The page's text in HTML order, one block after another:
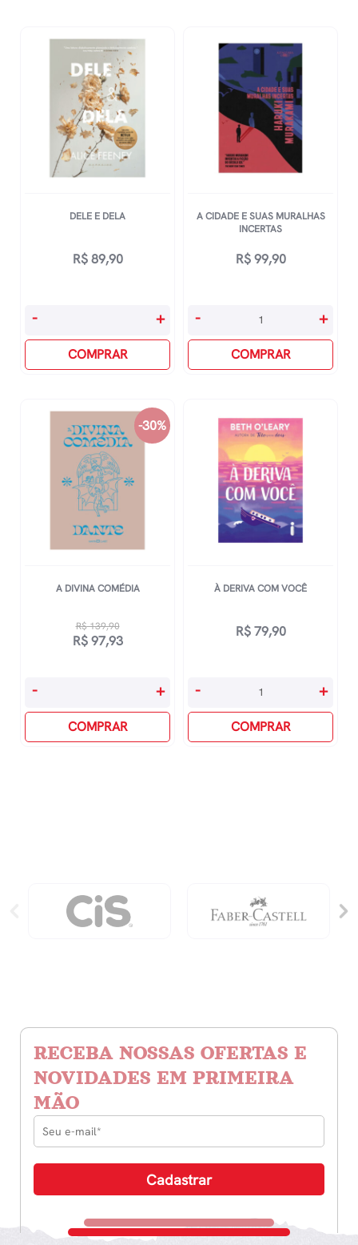
DELE E DELA
R$89,90
Dele
quantidade
- +
COMPRAR
A CIDADE E SUAS MURALHAS
INCERTAS
R$99,90
Suas
Incertas
quantidade
- +
COMPRAR
-30%
A DIVINA COMÉDIA
R$139,90
O
R$ 139,90.
R$97,93O
R$ 97,93.
Comédia
quantidade
- +
COMPRAR
À DERIVA COM VOCÊ
R$79,90
Você
- +
COMPRAR
RECEBA NOSSAS OFERTAS E
NOVIDADES EM PRIMEIRA
MÃO